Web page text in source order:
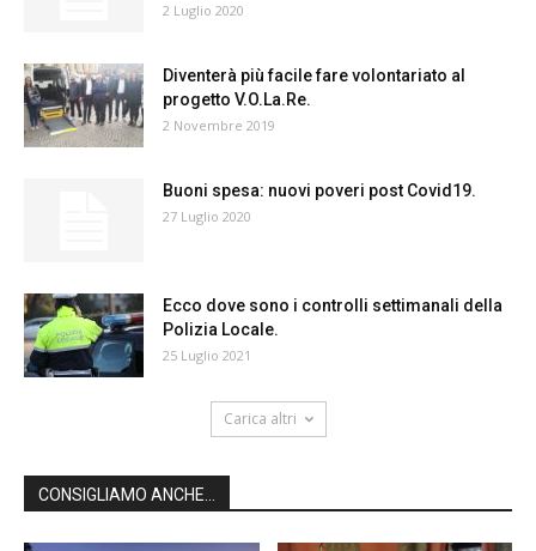
2 Luglio 2020
Diventerà più facile fare volontariato al
progetto V.O.La.Re.
2 Novembre 2019
Buoni spesa: nuovi poveri post Covid19.
27 Luglio 2020
Ecco dove sono i controlli settimanali della
Polizia Locale.
25 Luglio 2021
Carica altri
CONSIGLIAMO ANCHE...